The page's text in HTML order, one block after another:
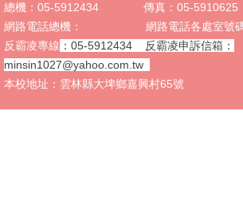
英
語
口
說
能
總機：05-5912434 傳真：05-5910625
網路電話總機： 網路電話各處室號碼
反霸凌專線 ：05-5912434 反霸凌申訴信箱 ：
minsin1027@yahoo.com.tw
本校地址：雲林縣大埤鄉嘉興村65號